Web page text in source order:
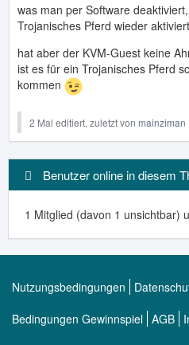
was man per Software
Trojanisches Pferd wieder
hat aber der KVM-Guest keine
ist es für ein Trojanisches Pferd
kommen
2 Mal editiert, zuletzt von mainziman
Benutzer online in diesem
1 Mitglied (davon 1 unsichtbar)
Nutzungsbedingungen
Bedingungen Gewinnspiel AGB